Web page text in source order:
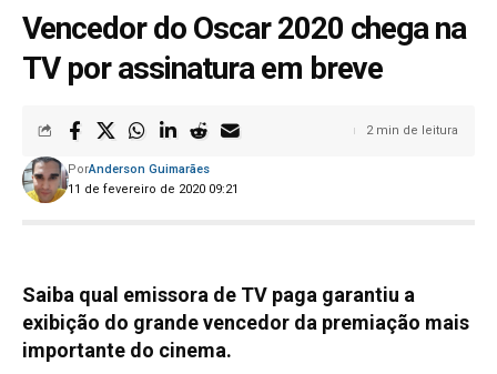
Vencedor do Oscar 2020 chega na
TV por assinatura em breve
11 de fevereiro de 2020 09:21
PorAnderson Guimarães
2 min de leitura
Saiba qual emissora de TV paga garantiu a
exibição do grande vencedor da premiação mais
importante do cinema.